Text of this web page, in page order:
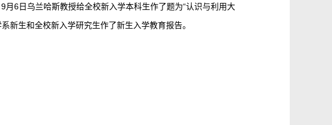
6日乌兰哈斯教授给全校新入学本科生作了题为“认识与利用大
新生和全校新入学研究生作了新生入学教育报告。